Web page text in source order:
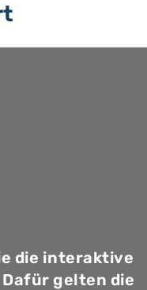
die interaktive
gelten die